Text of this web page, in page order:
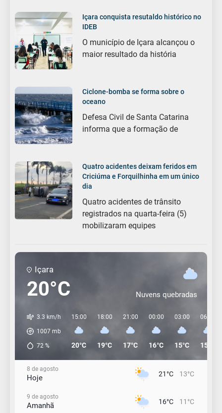
Içara conquista resutaldo histórico no
IDEB
O município de Içara alcançou o
maior resultado da história
Ciclone-bomba se forma sobre o
oceano
Defesa Civil de Santa Catarina
informa que a formação de
Quatro acidentes deixam feridos em
Criciúma e Forquilhinha em um único
dia
Quatro acidentes de trânsito
registrados na quarta-feira (5)
mobilizaram equipes
Içara
20°C Nuvens quebradas
3.3 km/h
1007 mb
72 %
15:00
20°C
18:00
19°C
21:00
17°C
00:00
16°C
03:00
15°C
06:00
15°C
8 de agosto
Hoje 21°C 13°C
9 de agosto
Amanhã 16°C 11°C